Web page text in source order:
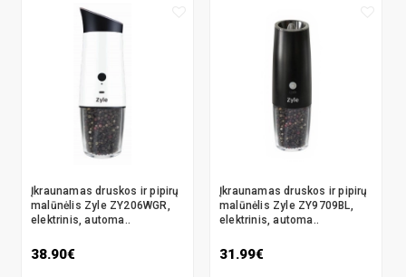
Įkraunamas druskos ir pipirų
malūnėlis Zyle ZY206WGR,
elektrinis, automa..
38.90€
Įkraunamas druskos ir pipirų
malūnėlis Zyle ZY9709BL,
elektrinis, automa..
31.99€